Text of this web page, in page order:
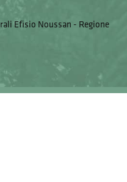
Eﬁsio Noussan - Regione